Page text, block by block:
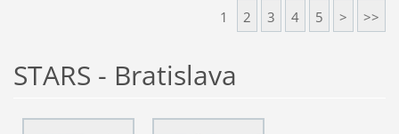
1 2 3 4 5 > >>
STARS - Bratislava